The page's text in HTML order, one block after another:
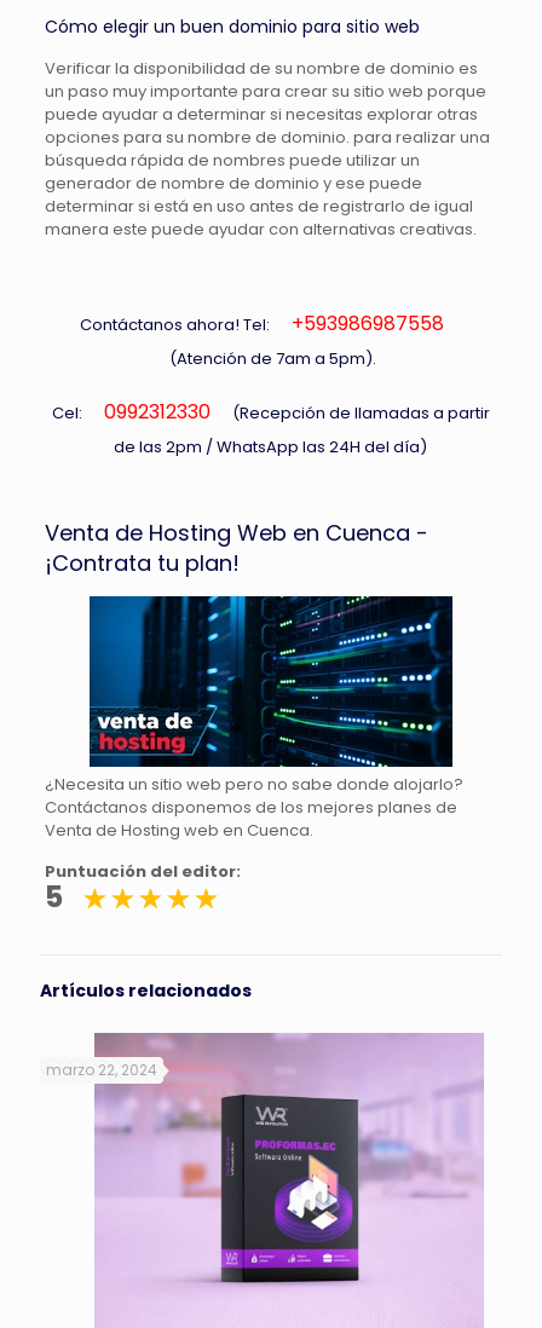
Cómo elegir un buen dominio para sitio web
Verificar la disponibilidad de su nombre de dominio es
un paso muy importante para crear su sitio web porque
puede ayudar a determinar si necesitas explorar otras
opciones para su nombre de dominio. para realizar una
búsqueda rápida de nombres puede utilizar un
generador de nombre de dominio y ese puede
determinar si está en uso antes de registrarlo de igual
manera este puede ayudar con alternativas creativas.
Contáctanos ahora! Tel: +593986987558
(Atención de 7am a 5pm).
Cel: 0992312330
(Recepción de llamadas a partir
de las 2pm / WhatsApp las 24H del día)
Venta de Hosting Web en Cuenca -
¡Contrata tu plan!
¿Necesita un sitio web pero no sabe donde alojarlo?
Contáctanos disponemos de los mejores planes de
Venta de Hosting web en Cuenca.
Puntuación del editor:
5
Artículos relacionados
marzo 22, 2024